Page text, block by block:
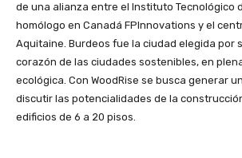
de una alianza entre el Instituto Tecnológico
homólogo en Canadá FPInnovations y el
Aquitaine. Burdeos fue la ciudad elegida por
corazón de las ciudades sostenibles, en
ecológica. Con WoodRise se busca generar
discutir las potencialidades de la
edificios de 6 a 20 pisos.